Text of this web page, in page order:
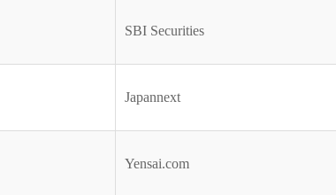
SBI Securities
Japannext
Yensai.com